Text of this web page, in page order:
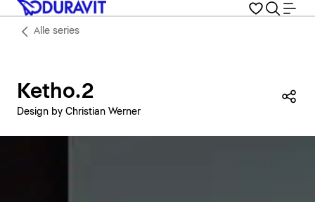
Alle series
Ketho.2
Design by Christian Werner